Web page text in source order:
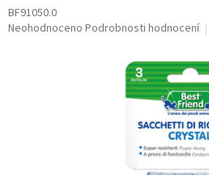
BF91050.0
Průměrné
Neohodnoceno Podrobnosti hodnocení